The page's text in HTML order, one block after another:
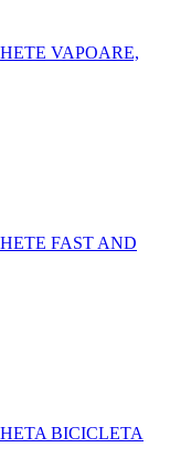
VAPOARE,
FAST AND
BICICLETA